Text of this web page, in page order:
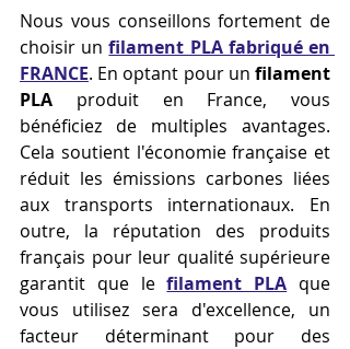
Nous vous conseillons fortement de
choisir un filament PLA fabriqué en
FRANCE. En optant pour un filament
PLA produit en France, vous
bénéficiez de multiples avantages.
Cela soutient l'économie française et
réduit les émissions carbones liées
aux transports internationaux. En
outre, la réputation des produits
français pour leur qualité supérieure
garantit que le filament PLA que
vous utilisez sera d'excellence, un